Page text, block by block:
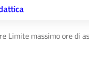
Limite massimo ore di